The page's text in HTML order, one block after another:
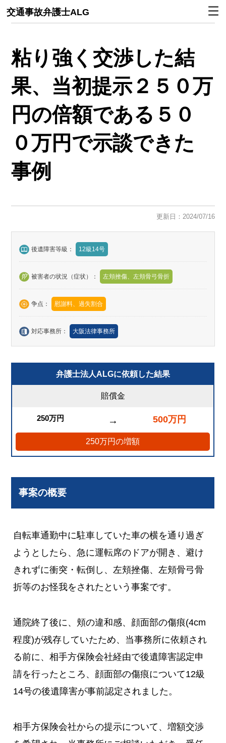
交通事故弁護士ALG
粘り強く交渉した結
果、当初提示２５０万
円の倍額である５０
０万円で示談できた
事例
更新日：2024/07/16
後遺障害等級： 12級14号
被害者の状況（症状）： 左頬挫傷、左頬骨弓骨折
争点： 慰謝料、過失割合
対応事務所： 大阪法律事務所
弁護士法人ALGに依頼した結果
賠償金
250万円 → 500万円
250万円の増額
事案の概要
自転車通勤中に駐車していた車の横を通り過ぎ
ようとしたら、急に運転席のドアが開き、避け
きれずに衝突・転倒し、左頬挫傷、左頬骨弓骨
折等のお怪我をされたという事案です。
通院終了後に、頬の違和感、顔面部の傷痕(4cm
程度)が残存していたため、当事務所に依頼され
る前に、相手方保険会社経由で後遺障害認定申
請を行ったところ、顔面部の傷痕について12級
14号の後遺障害が事前認定されました。
相手方保険会社からの提示について、増額交渉